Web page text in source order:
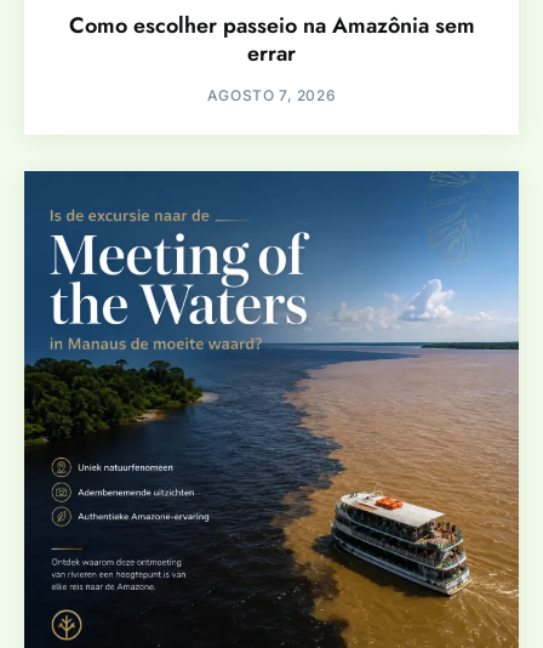
Como escolher passeio na Amazônia sem
errar
AGOSTO 7, 2026